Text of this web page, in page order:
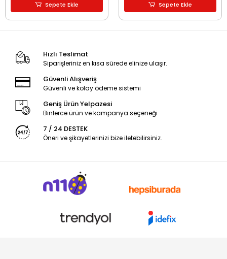
Sepete Ekle Sepete Ekle
Hızlı Teslimat
Siparişleriniz en kısa sürede elinize ulaşır.
Güvenli Alışveriş
Güvenli ve kolay ödeme sistemi
Geniş Ürün Yelpazesi
Binlerce ürün ve kampanya seçeneği
7 / 24 DESTEK
Öneri ve şikayetlerinizi bize iletebilirsiniz.